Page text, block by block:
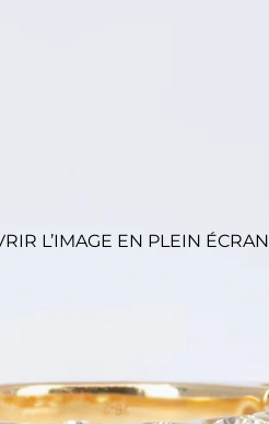
L’IMAGE EN PLEIN ÉCRAN